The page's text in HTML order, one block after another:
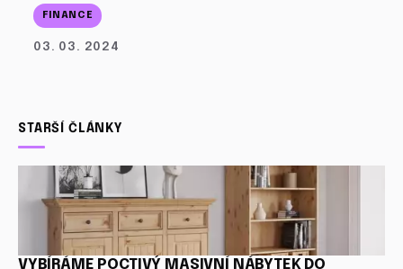
FINANCE
03. 03. 2024
STARŠÍ ČLÁNKY
VYBÍRÁME POCTIVÝ MASIVNÍ NÁBYTEK DO